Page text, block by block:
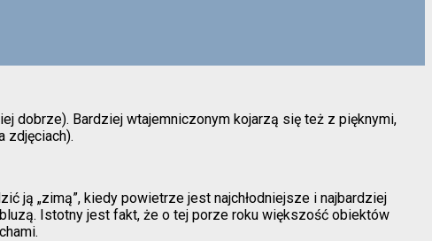
dobrze). Bardziej wtajemniczonym kojarzą się też z pięknymi,
zdjęciach).
ją „zimą”, kiedy powietrze jest najchłodniejsze i najbardziej
Istotny jest fakt, że o tej porze roku większość obiektów